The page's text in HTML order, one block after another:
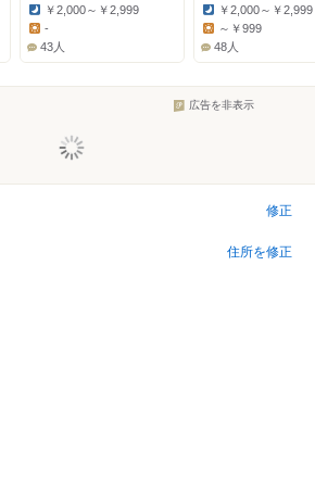
Dinner:
￥2,000～￥2,999
Lunch:
-
43人
Dinner:
￥2,000～￥2,999
Lunch:
～￥999
48人
広告を非表示
修正
住所を修正